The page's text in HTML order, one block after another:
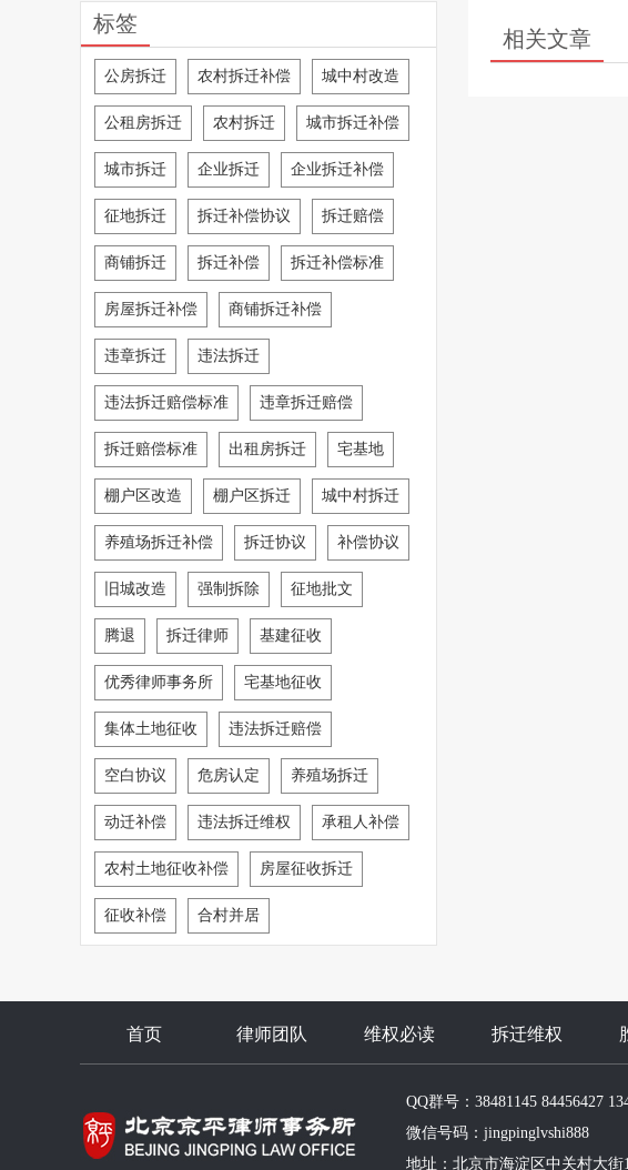
标签
公房拆迁 农村拆迁补偿 城中村改造
公租房拆迁 农村拆迁 城市拆迁补偿
城市拆迁 企业拆迁 企业拆迁补偿
征地拆迁 拆迁补偿协议 拆迁赔偿
商铺拆迁 拆迁补偿 拆迁补偿标准
房屋拆迁补偿 商铺拆迁补偿
违章拆迁 违法拆迁
违法拆迁赔偿标准 违章拆迁赔偿
拆迁赔偿标准 出租房拆迁 宅基地
棚户区改造 棚户区拆迁 城中村拆迁
养殖场拆迁补偿 拆迁协议 补偿协议
旧城改造 强制拆除 征地批文
腾退 拆迁律师 基建征收
优秀律师事务所 宅基地征收
集体土地征收 违法拆迁赔偿
空白协议 危房认定 养殖场拆迁
动迁补偿 违法拆迁维权 承租人补偿
农村土地征收补偿 房屋征收拆迁
征收补偿 合村并居
相关文章
首页 律师团队 维权必读 拆迁维权
QQ群号：38481145 84456427
微信号码：jingpinglvshi888
地址：北京市海淀区中关村大街